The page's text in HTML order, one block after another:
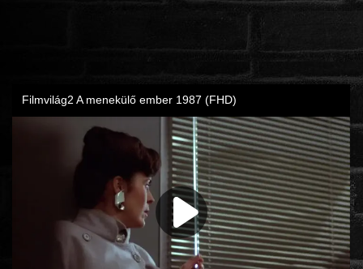
WESTERN
TÖRTÉNELMI
DOKUMENTUMFILMEK
ÉLŐ ADÁSOK (LIVE)